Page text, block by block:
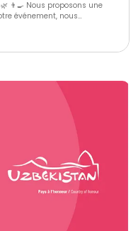
👨‍🍳 Nous proposons une